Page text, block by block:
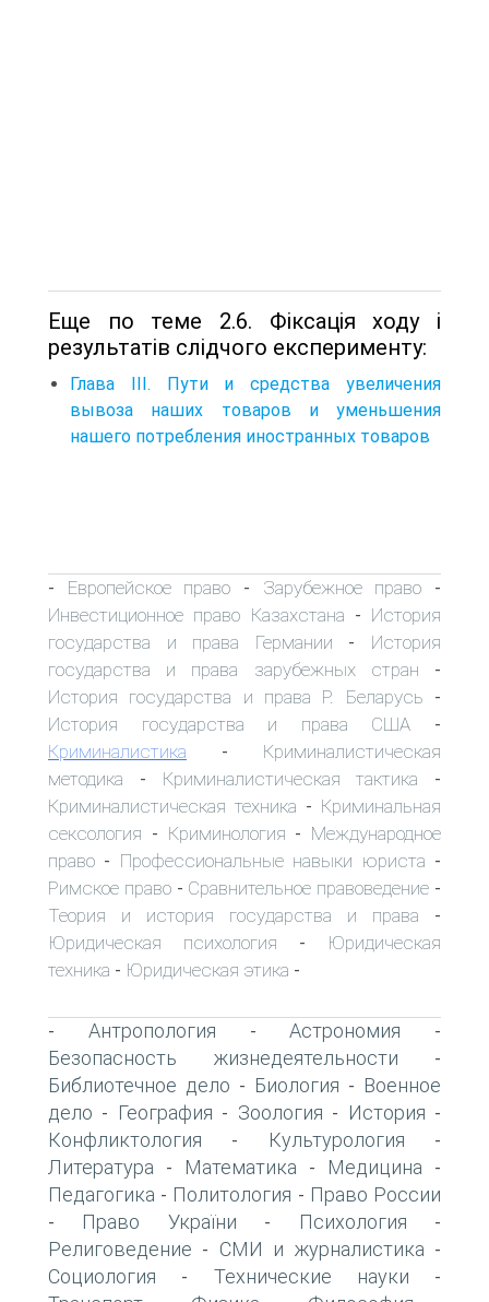
Еще по теме 2.6. Фіксація ходу і
результатів слідчого експерименту:
Глава III. Пути и средства увеличения
вывоза наших товаров и уменьшения
нашего потребления иностранных товаров
- Европейское право - Зарубежное право -
Инвестиционное право Казахстана - История
государства и права Германии - История
государства и права зарубежных стран -
История государства и права Р. Беларусь -
История государства и права США -
Криминалистика - Криминалистическая
методика - Криминалистическая тактика -
Криминалистическая техника - Криминальная
сексология - Криминология - Международное
право - Профессиональные навыки юриста -
Римское право- Сравнительное правоведение -
Теория и история государства и права -
Юридическая психология -
Юридическая
техника - Юридическая этика -
- Антропология -Астрономия -
Безопасность жизнедеятельности -
Библиотечное дело - Биология - Военное
дело - География - Зоология - История -
Конфликтология - Культурология -
Литература - Математика - Медицина -
Педагогика - Политология - Право России
- Право України - Психология -
Религоведение - СМИ и журналистика -
Социология - Технические науки -